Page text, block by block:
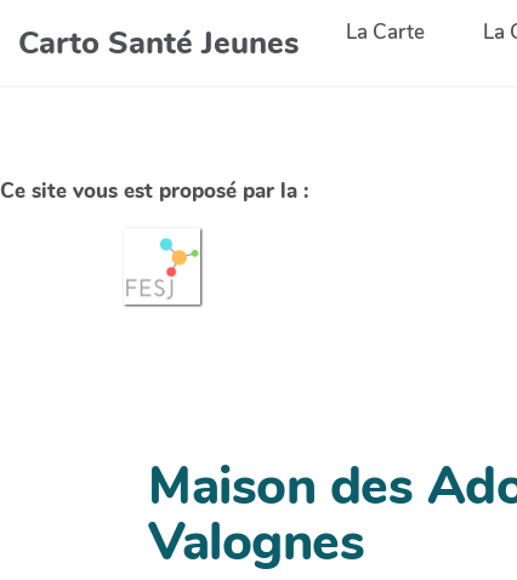
Carto Santé Jeunes La Carte La
Ce site vous est proposé par la :
Maison des
Valognes